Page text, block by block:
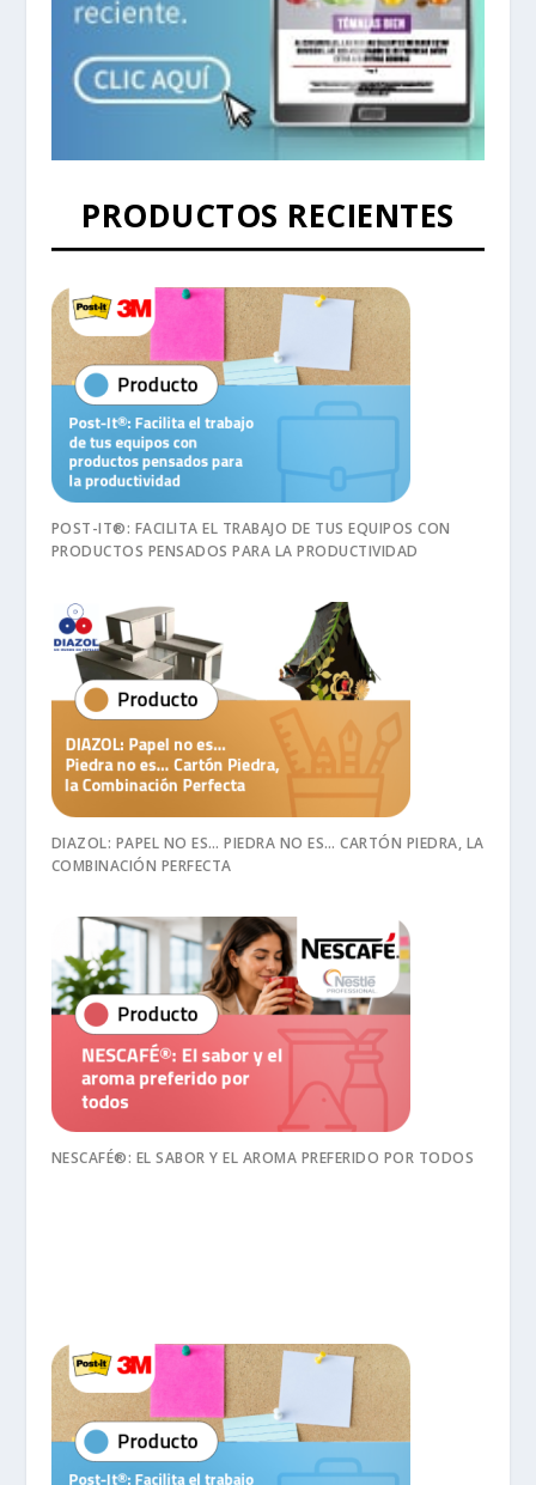
PRODUCTOS RECIENTES
POST-IT®: FACILITA EL TRABAJO DE TUS EQUIPOS CON
PRODUCTOS PENSADOS PARA LA PRODUCTIVIDAD
DIAZOL: PAPEL NO ES… PIEDRA NO ES… CARTÓN PIEDRA, LA
COMBINACIÓN PERFECTA
NESCAFÉ®: EL SABOR Y EL AROMA PREFERIDO POR TODOS